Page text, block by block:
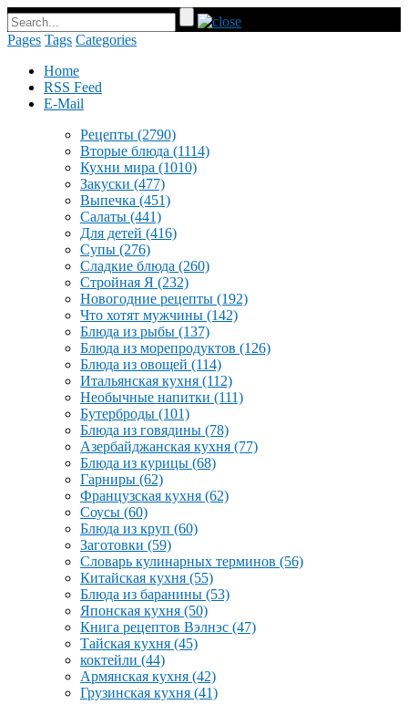
Pages Tags Categories
Home
RSS Feed
E-Mail
Рецепты (2790)
Вторые блюда (1114)
Кухни мира (1010)
Закуски (477)
Выпечка (451)
Салаты (441)
Для детей (416)
Супы (276)
Сладкие блюда (260)
Стройная Я (232)
Новогодние рецепты (192)
Что хотят мужчины (142)
Блюда из рыбы (137)
Блюда из морепродуктов (126)
Блюда из овощей (114)
Итальянская кухня (112)
Необычные напитки (111)
Бутерброды (101)
Блюда из говядины (78)
Азербайджанская кухня (77)
Блюда из курицы (68)
Гарниры (62)
Французская кухня (62)
Соусы (60)
Блюда из круп (60)
Заготовки (59)
Словарь кулинарных терминов (56)
Китайская кухня (55)
Блюда из баранины (53)
Японская кухня (50)
Книга рецептов Вэлнэс (47)
Тайская кухня (45)
коктейли (44)
Армянская кухня (42)
Грузинская кухня (41)